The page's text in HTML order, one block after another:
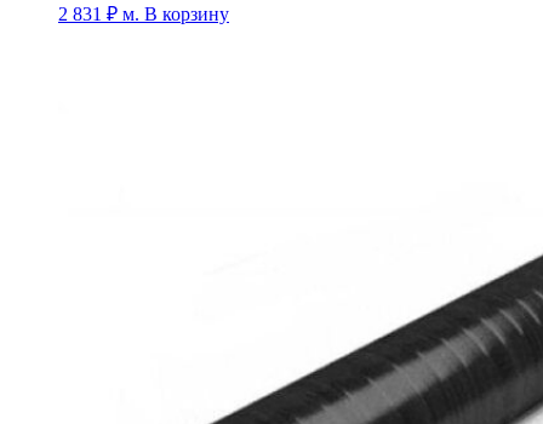
2 831 ₽ м. В корзину